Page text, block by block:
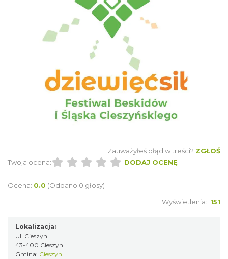
Koncert na głos i organy - Paweł Konik &
Maciej Zakrzewski
Cieszyn
Zauważyłeś błąd w treści? ZGŁOŚ
Twoja ocena:
DODAJ OCENĘ
Ocena: 0.0 (Oddano 0 głosy)
Wyświetlenia: 151
Lokalizacja:
Ul. Cieszyn
43-400 Cieszyn
Gmina: Cieszyn